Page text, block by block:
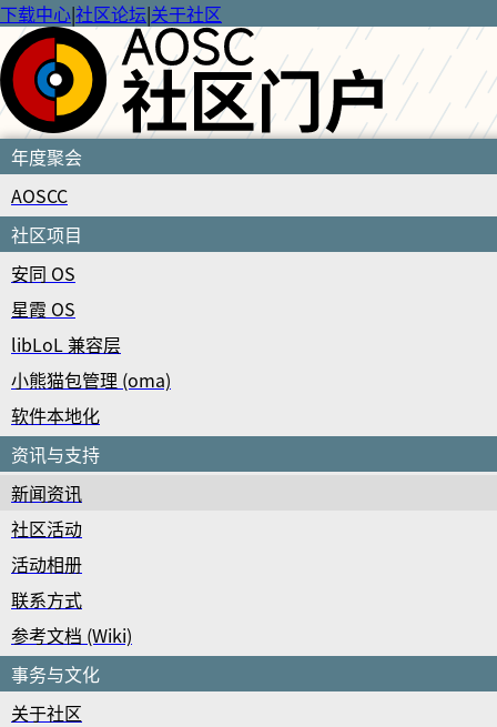
下载中心|社区论坛|关于社区
年度聚会
AOSCC
社区项目
安同 OS
星霞 OS
libLoL 兼容层
小熊猫包管理 (oma)
软件本地化
资讯与支持
新闻资讯
社区活动
活动相册
联系方式
参考文档 (Wiki)
事务与文化
关于社区